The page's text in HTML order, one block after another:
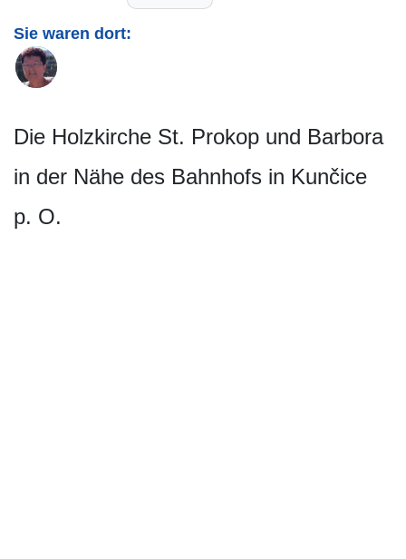
Sie waren dort:
Die Holzkirche St. Prokop und Barbora
in der Nähe des Bahnhofs in Kunčice
p. O.